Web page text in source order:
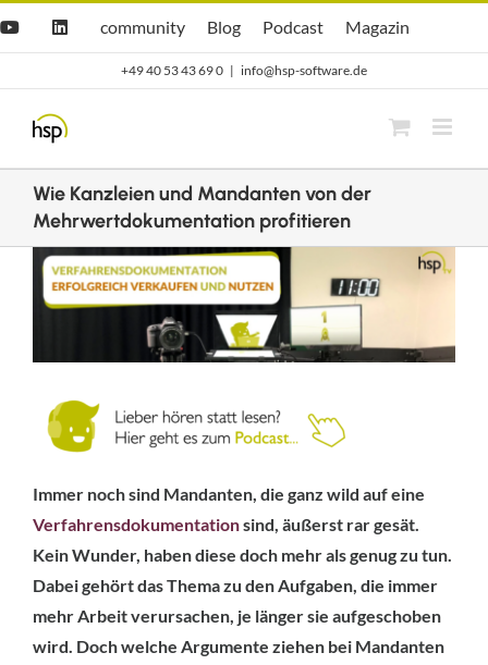
YouTubeLinkedIn
Hsp
community
community
hsp
Blog
Blog Opti.Cast
Podcast Opti.Mag
Magazin
+49 40 53 43 69 0 | info@hsp-software.de
Wie Kanzleien und Mandanten von der
Mehrwertdokumentation profitieren
Zeige
grösseres
Immer noch sind Mandanten, die ganz wild auf eine
Verfahrensdokumentationsind, äußerst rar gesät.
Kein Wunder, haben diese doch mehr als genug zu tun.
Dabei gehört das Thema zu den Aufgaben, die immer
mehr Arbeit verursachen, je länger sie aufgeschoben
wird. Doch welche Argumente ziehen bei Mandanten